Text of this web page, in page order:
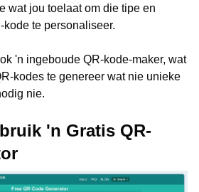
wat jou toelaat om die tipe en
te personaliseer.
'n ingeboude QR-kode-maker, wat
kodes te genereer wat nie unieke
nie.
'n Gratis QR-